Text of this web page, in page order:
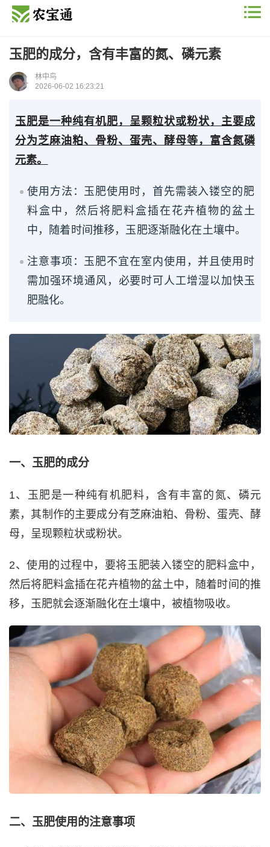
玉肥的成分，含有丰富的氮、磷元素
林中鸟
2026-06-02 16:23:21
玉肥是一种纯有机肥，呈颗粒状或粉状，主要成
分为芝麻油粕、骨粉、蛋壳、酵母等，富含氮磷
元素。
使用方法：玉肥使用时，首先需装入镂空的肥
料盒中，然后将肥料盒插在花卉植物的盆土
中，随着时间推移，玉肥逐渐融化在土壤中。
注意事项：玉肥不宜在室内使用，并且使用时
需加强环境通风，必要时可人工增湿以加快玉
肥融化。
一、玉肥的成分
1、玉肥是一种纯有机肥料，含有丰富的氮、磷元
素，其制作的主要成分有芝麻油粕、骨粉、蛋壳、酵
母，呈现颗粒状或粉状。
2、使用的过程中，要将玉肥装入镂空的肥料盒中，
然后将肥料盒插在花卉植物的盆土中，随着时间的推
移，玉肥就会逐渐融化在土壤中，被植物吸收。
二、玉肥使用的注意事项